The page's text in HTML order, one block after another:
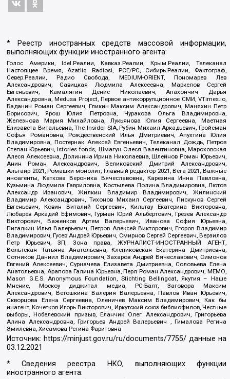
* Реестр иностранных средств массовой информации,
выполняющих функции иностранного агента:
Голос Америки, Idel.Реалии, Кавказ.Реалии, Крым.Реалии, Телеканал
Настоящее Время, Azatliq Radiosi, PCE/PC, Сибирь.Реалии, Фактограф,
Север.Реалии, Радио Свобода, MEDIUM-ORIENT, Пономарев Лев
Александрович, Савицкая Людмила Алексеевна, Маркелов Сергей
Евгеньевич, Камалягин Денис Николаевич, Апахончич Дарья
Александровна, Medusa Project, Первое антикоррупционное СМИ, VTimes.io,
Баданин Роман Сергеевич, Гликин Максим Александрович, Маняхин Петр
Борисович, Ярош Юлия Петровна, Чуракова Ольга Владимировна,
Железнова Мария Михайловна, Лукьянова Юлия Сергеевна, Маетная
Елизавета Витальевна, The Insider SIA, Рубин Михаил Аркадьевич, Гройсман
Софья Романовна, Рождественский Илья Дмитриевич, Апухтина Юлия
Владимировна, Постернак Алексей Евгеньевич, Телеканал Дождь, Петров
Степан Юрьевич, Istories fonds, Шмагун Олеся Валентиновна, Мароховская
Алеся Алексеевна, Долинина Ирина Николаевна, Шлейнов Роман Юрьевич,
Анин Роман Александрович, Великовский Дмитрий Александрович,
Альтаир 2021, Ромашки монолит, Главный редактор 2021, Вега 2021, Важные
иноагенты, Каткова Вероника Вячеславовна, Карезина Инна Павловна,
Кузьмина Людмила Гавриловна, Костылева Полина Владимировна, Лютов
Александр Иванович, Жилкин Владимир Владимирович, Жилинский
Владимир Александрович, Тихонов Михаил Сергеевич, Пискунов Сергей
Евгеньевич, Ковин Виталий Сергеевич, Кильтау Екатерина Викторовна,
Любарев Аркадий Ефимович, Гурман Юрий Альбертович, Грезев Александр
Викторович, Важенков Артем Валерьевич, Иванова София Юрьевна,
Пигалкин Илья Валерьевич, Петров Алексей Викторович, Егоров Владимир
Владимирович, Гусев Андрей Юрьевич, Смирнов Сергей Сергеевич, Верзилов
Петр Юрьевич, ЗП, Зона права, ЖУРНАЛИСТ-ИНОСТРАННЫЙ АГЕНТ,
Вольтская Татьяна Анатольевна, Клепиковская Екатерина Дмитриевна,
Сотников Даниил Владимирович, Захаров Андрей Вячеславович, Симонов
Евгений Алексеевич, Сурначева Елизавета Дмитриевна, Соловьева Елена
Анатольевна, Арапова Галина Юрьевна, Перл Роман Александрович, МЕМО,
Mason G.E.S. Anonymous Foundation, Stichting Bellingcat, Якутия – Наше
Мнение, Москоу диджитал медиа, РС-Балт, Заговора Максим
Александрович, Ветошкина Валерия Валерьевна, Павлов Иван Юрьевич,
Скворцова Елена Сергеевна, Оленичев Максим Владимирович, Как бы
инагент, Кочетков Игорь Викторович, Иркутский союз библиофилов, Честные
выборы, Нобелевский призыв, Еланчик Олег Александрович, Григорьева
Алина Александровна, Григорьев Андрей Валерьевич , Гималова Регина
Эмилевна, Хисамова Регина Фаритовна
Источник: https://minjust.gov.ru/ru/documents/7755/ данные на
03.12.2021
* Сведения реестра НКО, выполняющих функции
иностранного агента: